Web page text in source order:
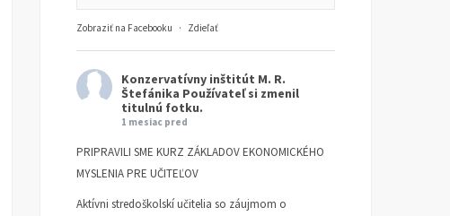
Zobraziť na Facebooku · Zdieľať
Konzervatívny inštitút M. R.
Štefánika Používateľ si zmenil
titulnú fotku.
1 mesiac pred
PRIPRAVILI SME KURZ ZÁKLADOV EKONOMICKÉHO
MYSLENIA PRE UČITEĽOV
Aktívni stredoškolskí učitelia so záujmom o